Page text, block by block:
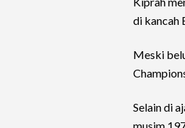
di kancah
Meski
Selain di